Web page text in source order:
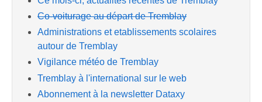
Co-voiturage au départ de Tremblay
Administrations et etablissements scolaires
autour de Tremblay
Vigilance météo de Tremblay
Tremblay à l'international sur le web
Abonnement à la newsletter Dataxy